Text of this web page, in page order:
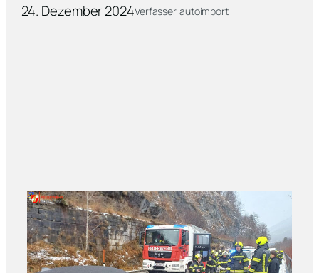
24. Dezember 2024Verfasser:autoimport